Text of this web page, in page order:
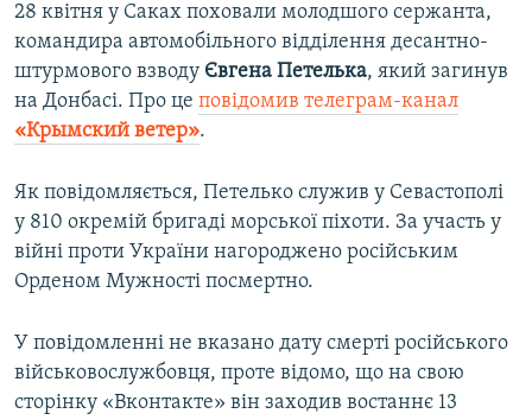
Усі сайти RFE/RL
28 квітня у Саках поховали молодшого сержанта,
командира автомобільного відділення десантно-
штурмового взводу Євгена Петелька, який загинув
на Донбасі. Про це повідомив телеграм-канал
«Крымский ветер».
Як повідомляється, Петелько служив у Севастополі
у 810 окремій бригаді морської піхоти. За участь у
війні проти України нагороджено російським
Орденом Мужності посмертно.
У повідомленні не вказано дату смерті російського
військовослужбовця, проте відомо, що на свою
сторінку «Вконтакте» він заходив востаннє 13